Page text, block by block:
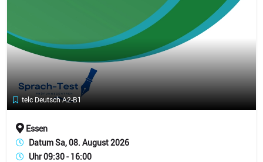
telc Deutsch A2-B1
Essen
Datum Sa, 08. August 2026
Uhr 09:30 - 16:00